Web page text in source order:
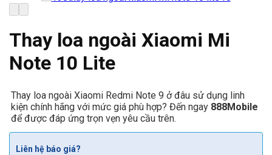
Thay loa ngoài Xiaomi Mi
Note 10 Lite
Thay loa ngoài Xiaomi Redmi Note 9 ở đâu sử dụng linh
kiện chính hãng với mức giá phù hợp? Đến ngay 888Mobile
để được đáp ứng trọn vẹn yêu cầu trên.
Liên hệ báo giá?